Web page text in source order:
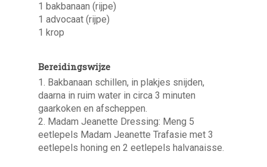
1 bakbanaan (rijpe)
1 advocaat (rijpe)
1 krop
Bereidingswijze
1. Bakbanaan schillen, in plakjes snijden,
daarna in ruim water in circa 3 minuten
gaarkoken en afscheppen.
2. Madam Jeanette Dressing: Meng 5
eetlepels Madam Jeanette Trafasie met 3
eetlepels honing en 2 eetlepels halvanaisse.